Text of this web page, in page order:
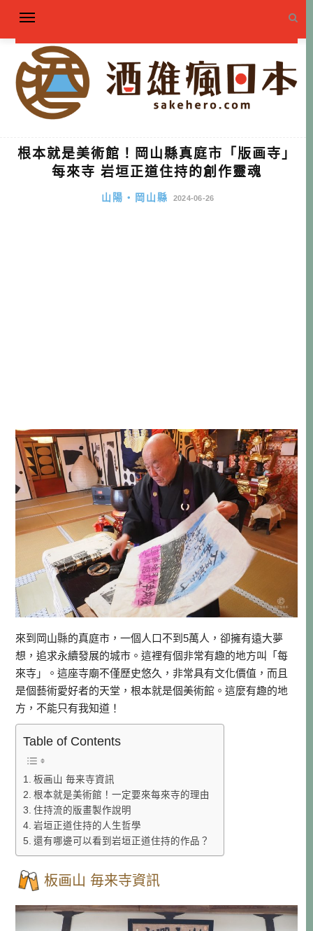
根本就是美術館！岡山縣真庭市「版画寺」
每來寺 岩垣正道住持的創作靈魂
山陽・岡山縣 2024-06-26
來到岡山縣的真庭市，一個人口不到5萬人，卻擁有遠大夢
想，追求永續發展的城市。這裡有個非常有趣的地方叫「每
來寺」。這座寺廟不僅歷史悠久，非常具有文化價值，而且
是個藝術愛好者的天堂，根本就是個美術館。這麼有趣的地
方，不能只有我知道！
Table of Contents
板画山 毎来寺資訊
根本就是美術館！一定要來每來寺的理由
住持流的版畫製作說明
岩垣正道住持的人生哲學
還有哪邊可以看到岩垣正道住持的作品？
板画山 毎来寺資訊